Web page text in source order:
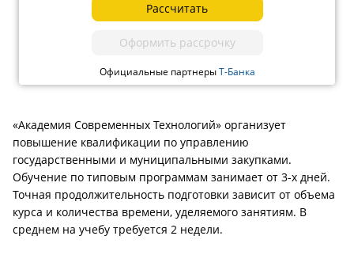
Рассчитать
Оформить рассрочку
Официальные партнерыТ-Банка
«Академия Современных Технологий» организует
повышение квалификации по управлению
государственными и муниципальными закупками.
Обучение по типовым программам занимает от 3-х дней.
Точная продолжительность подготовки зависит от объема
курса и количества времени, уделяемого занятиям. В
среднем на учебу требуется 2 недели.